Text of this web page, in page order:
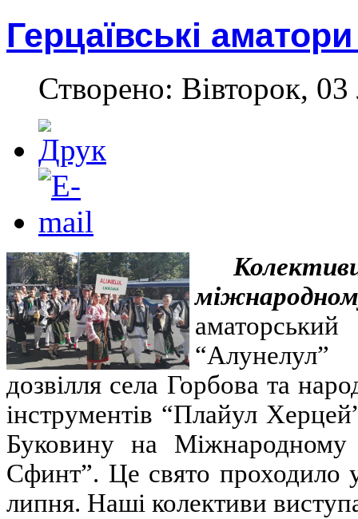
Герцаївські
Створено: Вівторок,
“Алунелул”
дозвілля села Горбова та
інструментів “Плайул
Буковину на
Сфинт”. Це свято проходило
липня. Наші колективи